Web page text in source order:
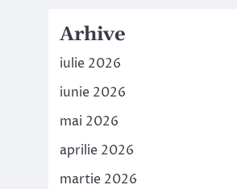
Arhive
iulie 2026
iunie 2026
mai 2026
aprilie 2026
martie 2026